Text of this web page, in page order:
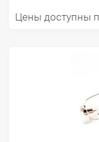
Цены доступны